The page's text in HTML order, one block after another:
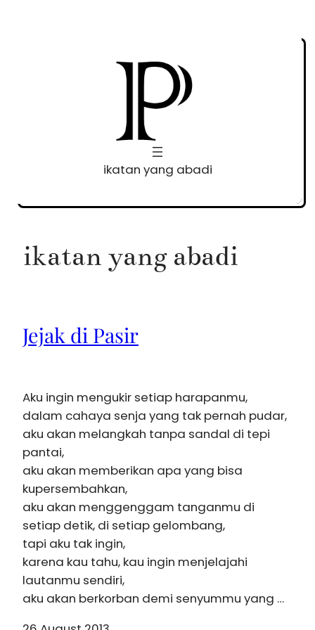
ikatan yang abadi
ikatan yang abadi
Jejak di Pasir
Aku ingin mengukir setiap harapanmu,
dalam cahaya senja yang tak pernah pudar,
aku akan melangkah tanpa sandal di tepi
pantai,
aku akan memberikan apa yang bisa
kupersembahkan,
aku akan menggenggam tanganmu di
setiap detik, di setiap gelombang,
tapi aku tak ingin,
karena kau tahu, kau ingin menjelajahi
lautanmu sendiri,
aku akan berkorban demi senyummu yang …